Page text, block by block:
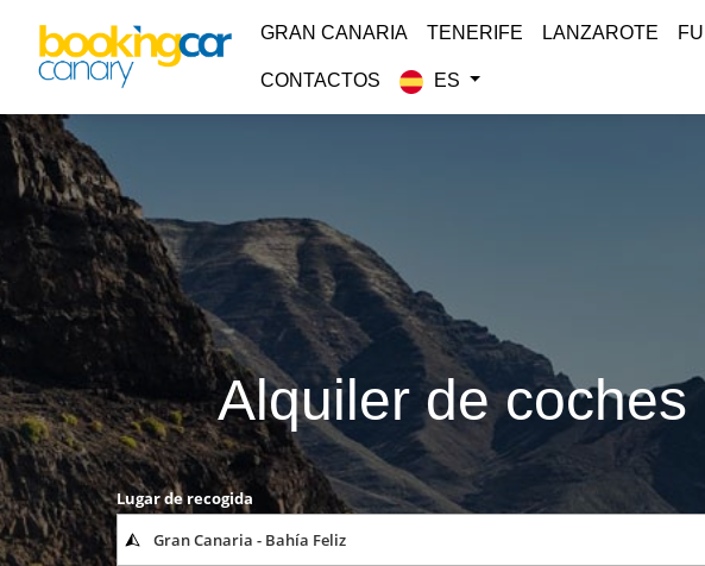
GRAN CANARIA TENERIFE LANZAROTE
CONTACTOS ES
Alquiler de
Lugar de recogida